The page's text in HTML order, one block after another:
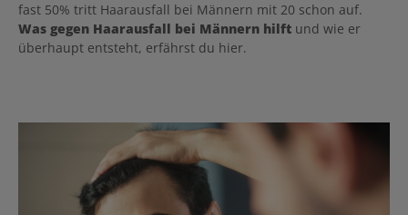
fast 50% tritt Haarausfall bei Männern mit 20 schon auf.
Was gegen Haarausfall bei Männern hilft und wie er
überhaupt entsteht, erfährst du hier.